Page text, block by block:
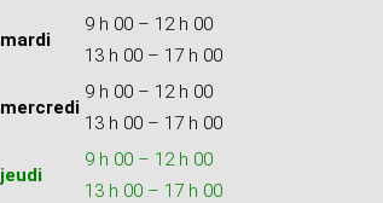
mardi
9 h 00 – 12 h 00
13 h 00 – 17 h 00
mercredi
9 h 00 – 12 h 00
13 h 00 – 17 h 00
jeudi
9 h 00 – 12 h 00
13 h 00 – 17 h 00